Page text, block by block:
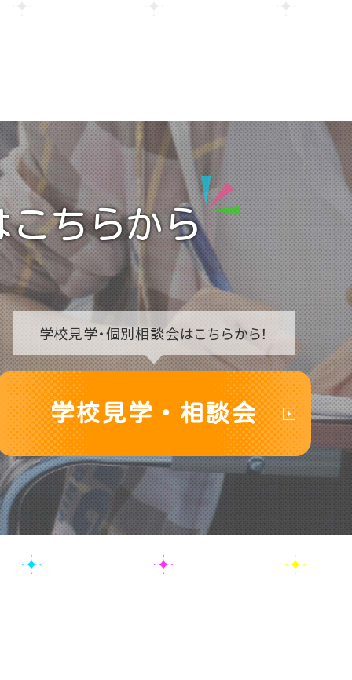
こちらから
学校見学・個別相談会はこちらから！
学校見学・相談会